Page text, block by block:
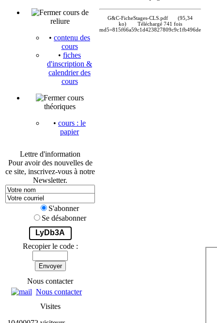
cours de
reliure
• contenu des
cours
• fiches
d'inscription &
calendrier des
cours
cours
théoriques
• cours : le
papier
Lettre d'information
Pour avoir des nouvelles de
ce site, inscrivez-vous à notre
Newsletter.
S'abonner
Se désabonner
LyDb3A
Recopier le code :
Envoyer
Nous contacter
Nous contacter
Visites
G&C-FicheStages-CLS.pdf
(95,34
ko)
Téléchargé 741 fois
md5=815f66a59c1d423827809c9c1fb496de